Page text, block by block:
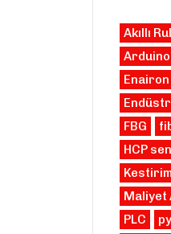
Akıllı
Arduino
FBG
HCP
Maliyet
PLC